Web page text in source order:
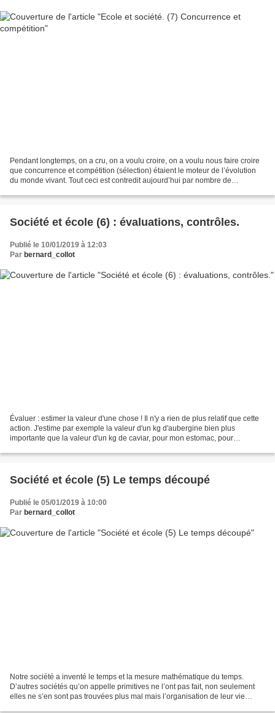
Pendant longtemps, on a cru, on a voulu croire, on a voulu nous faire croire
que concurrence et compétition (sélection) étaient le moteur de l’évolution
du monde vivant. Tout ceci est contredit aujourd’hui par nombre de
Société et école (6) : évaluations, contrôles.
Publié le 10/01/2019 à 12:03
Par bernard_collot
Évaluer : estimer la valeur d'une chose ! Il n'y a rien de plus relatif que cette
action. J'estime par exemple la valeur d'un kg d'aubergine bien plus
importante que la valeur d'un kg de caviar, pour mon estomac, pour
Société et école (5) Le temps découpé
Publié le 05/01/2019 à 10:00
Par bernard_collot
Notre société a inventé le temps et la mesure mathématique du temps.
D’autres sociétés qu’on appelle primitives ne l’ont pas fait, non seulement
elles ne s’en sont pas trouvées plus mal mais l’organisation de leur vie